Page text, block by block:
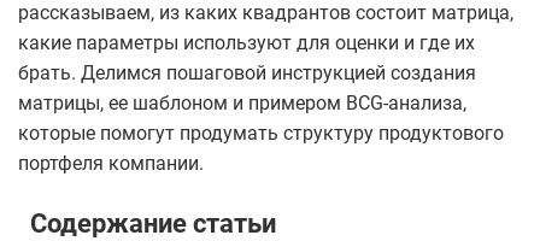
рассказываем, из каких квадрантов состоит матрица,
какие параметры используют для оценки и где их
брать. Делимся пошаговой инструкцией создания
матрицы, ее шаблоном и примером BCG-анализа,
которые помогут продумать структуру продуктового
портфеля компании.
Содержание статьи